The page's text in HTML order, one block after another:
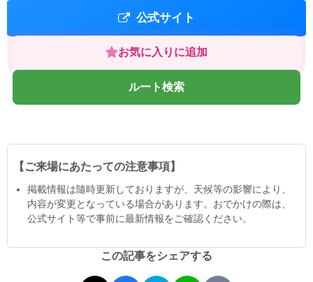
公式サイト
お気に入りに追加
ルート検索
【ご来場にあたっての注意事項】
掲載情報は隨時更新しておりますが、天候等の影響により、
内容が変更となっている場合があります。おでかけの際は、
公式サイト等で事前に最新情報をご確認ください。
この記事をシェアする